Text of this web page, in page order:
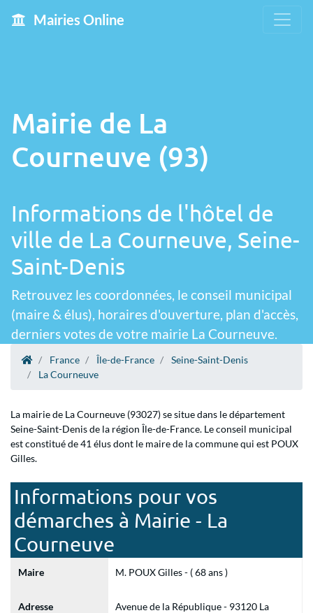
Mairies Online
Mairie de La
Courneuve (93)
Informations de l'hôtel de
ville de La Courneuve, Seine-
Saint-Denis
Retrouvez les coordonnées, le conseil municipal
(maire & élus), horaires d'ouverture, plan d'accès,
derniers votes de votre mairie La Courneuve.
France Île-de-France
Seine-Saint-Denis
La Courneuve
La mairie de La Courneuve (93027) se situe dans le département
Seine-Saint-Denis de la région Île-de-France. Le conseil municipal
est constitué de 41 élus dont le maire de la commune qui est POUX
Gilles.
Informations pour vos
démarches à Mairie - La
Courneuve
Maire M. POUX Gilles - ( 68 ans )
Adresse
Avenue de la République - 93120 La